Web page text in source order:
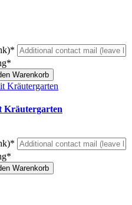
Warenkorb
Kräutergarten
Warenkorb